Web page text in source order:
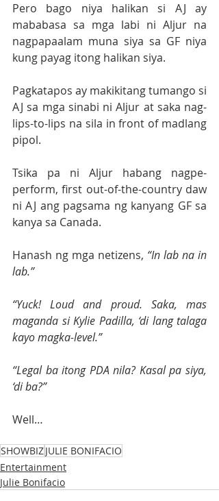
Pero bago niya halikan si AJ ay
mababasa sa mga labi ni Aljur na
nagpapaalam muna siya sa GF niya
kung payag itong halikan siya.
Pagkatapos ay makikitang tumango si
AJ sa mga sinabi ni Aljur at saka nag-
lips-to-lips na sila in front of madlang
pipol.
Tsika pa ni Aljur habang nagpe-
perform, first out-of-the-country daw
ni AJ ang pagsama ng kanyang GF sa
kanya sa Canada.
Hanash ng mga netizens, “In lab na in
lab.”
“Yuck! Loud and proud. Saka, mas
maganda si Kylie Padilla, ‘di lang talaga
kayo magka-level.”
“Legal ba itong PDA nila? Kasal pa siya,
‘di ba?”
Well…
SHOWBIZJULIE BONIFACIO
Entertainment
Julie Bonifacio